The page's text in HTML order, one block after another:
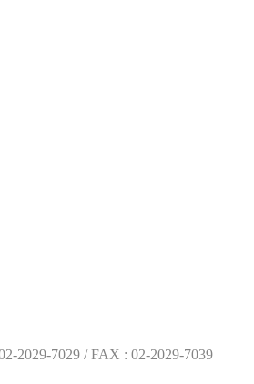
2029-7029 / FAX : 02-2029-7039